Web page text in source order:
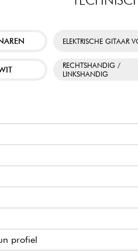
ELEKTRISCHE GITAAR
RECHTSHANDIG /
LINKSHANDIG
profiel